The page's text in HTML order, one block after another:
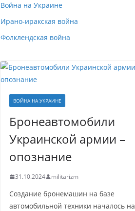
Война на Украине
Ирано-иракская война
Фолклендская война
ВОЙНА НА УКРАИНЕ
Бронеавтомобили
Украинской армии –
опознание
31.10.2024 militarizm
Создание бронемашин на базе
автомобильной техники началось на